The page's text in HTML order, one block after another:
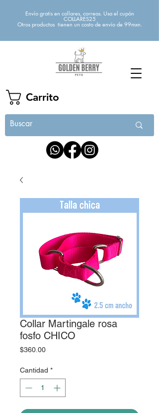
Carrito
Envío gratis en collares, correas. Usa el cupón
COLLARES25
Otros productos tienen un costo de envío de 99mxn.
Collar Martingale rosa
fosfo CHICO
$360.00Precio
Cantidad *